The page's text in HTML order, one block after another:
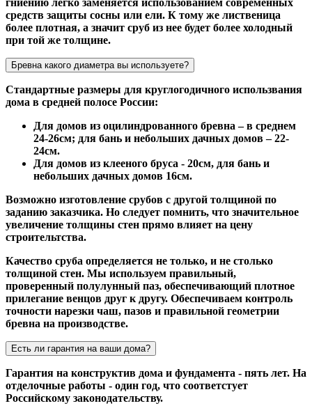
гниению легко заменяется использованием современных
средств защиты сосны или ели. К тому же лиственица
более плотная, а значит сруб из нее будет более холодный
при той же толщине.
Бревна какого диаметра вы используете?
Стандартные размеры для круглогодичного использвания
дома в средней полосе России:
Для домов из оцилиндрованного бревна – в среднем
24-26см; для бань и небольших дачных домов – 22-
24см.
Для домов из клееного бруса - 20см, для бань и
небольших дачных домов 16см.
Возможно изготовление срубов с другой толщиной по
заданию заказчика. Но следует помнить, что значительное
увеличение толщины стен прямо влияет на цену
строительтства.
Качество сруба определяется не только, и не столько
толщиной стен. Мы используем правильный,
проверенный полулунный паз, обеспечивающий плотное
прилегание венцов друг к другу. Обеспечиваем контроль
точности нарезки чаш, пазов и правильной геометрии
бревна на производстве.
Есть ли гарантия на ваши дома?
Гарантия на конструктив дома и фундамента - пять лет. На
отделочные работы - один год, что соответстует
Российскому законодательству.